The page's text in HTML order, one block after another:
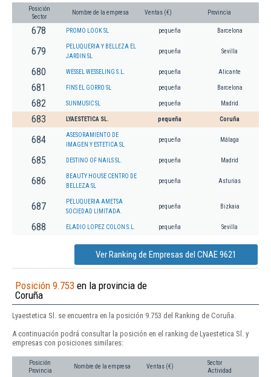
Posición
Sector
Nombre de la empresa Ventas (€) Provincia
678 PROMO LOOK SL pequeña Barcelona
679
PELUQUERIA Y BELLEZA EL
JARDIN SL
pequeña Sevilla
680 WESSEL WESSELING S.L. pequeña Alicante
681 FINS EL GORRO SL pequeña Barcelona
682 SUNMUSIC SL pequeña Madrid
683 LYAESTETICA SL. pequeña Coruña
684
ASESORAMIENTO DE
IMAGEN Y ESTETICA SL
pequeña Málaga
685 DESTINO OF NAILS SL. pequeña Madrid
686
BEAUTY HOUSE CENTRO DE
BELLEZA SL
pequeña Asturias
687
PELUQUERIA AMETSA
SOCIEDAD LIMITADA.
pequeña Bizkaia
688 ELADIO LOPEZ COLON S.L. pequeña Sevilla
Ver Ranking de Empresas del CNAE 9621
Posición 9.753 en la provincia de
Coruña
Lyaestetica Sl. se encuentra en la posición 9.753 del Ranking de Coruña.
A continuación podrá consultar la posición en el ranking de Lyaestetica Sl. y
empresas con posiciones similares:
Posición
Provincia
Nombre de la empresa Ventas (€)
Sector
Actividad